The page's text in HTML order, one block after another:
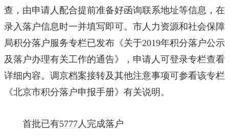
查，由申请人配合提前准备好函询联系地址等信息，在
录入落户信息时一并填写即可。市人力资源和社会保障
局积分落户服务专栏已发布《关于2019年积分落户公示
及落户办理有关工作的通告》，申请人可登录专栏查看
详细内容。调京档案接转及其他注意事项可参看该专栏
《北京市积分落户申报手册》有关说明。
首批已有5777人完成落户